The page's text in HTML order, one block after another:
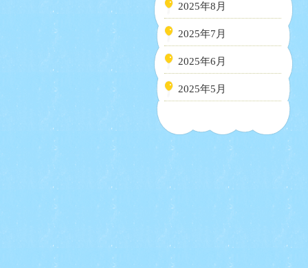
2025年8月
2025年7月
2025年6月
2025年5月